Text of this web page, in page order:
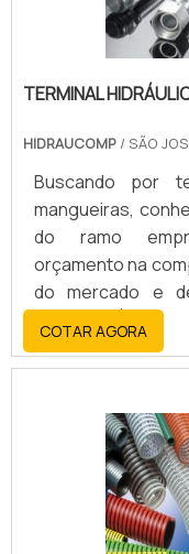
TERMINAL
HIDRAUCOMP / SÃO
Buscando por
mangueiras,
do ramo
orçamento na
do mercado e
qualidade.É
produto deve ser
especializadas.
materiais, além
substituições
não
adequadamente.
gastos
COTAR AGORA